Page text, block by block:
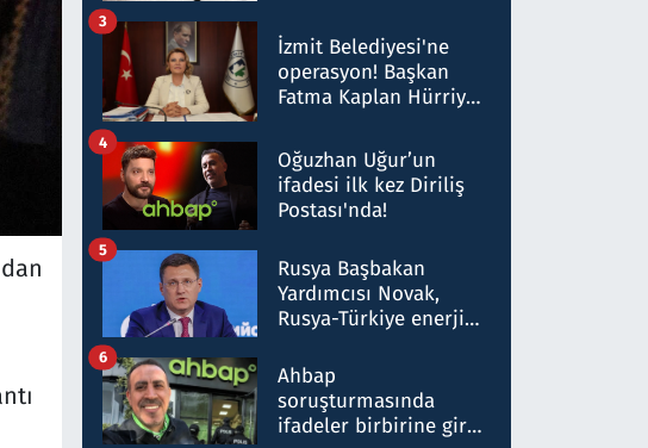
Milyar liralık para
trafiği tespit edildi
İzmit Belediyesi'ne
operasyon! Başkan
Fatma Kaplan Hürriyet
3
Oğuzhan Uğur’un
ifadesi ilk kez Diriliş
Postası'nda!
4
Rusya Başbakan
Yardımcısı Novak,
Rusya-Türkiye enerji
nitelikte olduğunu
belirtti
5
Ahbap
soruşturmasında
ifadeler birbirine girdi:
6